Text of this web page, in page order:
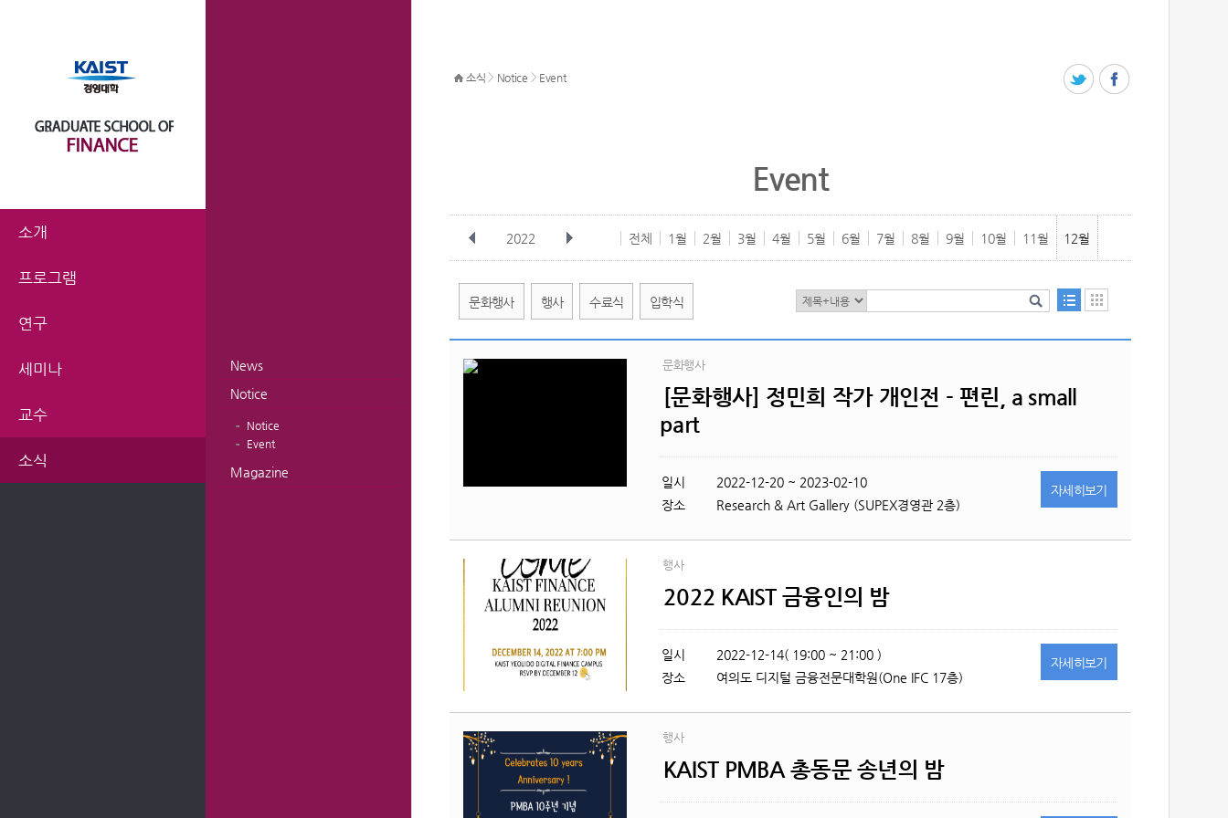
소개
프로그램
연구
세미나
교수
소식
News
Notice
Notice
Event
Magazine
소식 > Notice > Event
Event
2022 전체 1월 2월 3월 4월 5월 6월 7월 8월 9월 10월 11월 12월
문화행사 행사 수료식 입학식
문화행사
[문화행사] 정민희 작가 개인전 - 편린, a small
part
일시
2022-12-20 ~ 2023-02-10
장소
Research & Art Gallery (SUPEX경영관 2층)
자세히 보기
행사
2022 KAIST 금융인의 밤
일시
2022-12-14( 19:00 ~ 21:00 )
장소
여의도 디지털 금융전문대학원(One IFC 17층)
자세히 보기
행사
KAIST PMBA 총동문 송년의 밤